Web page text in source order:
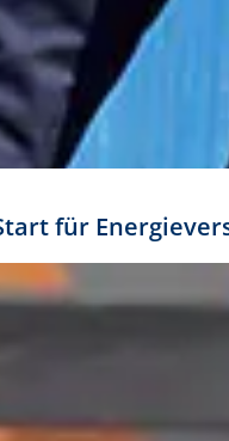
für